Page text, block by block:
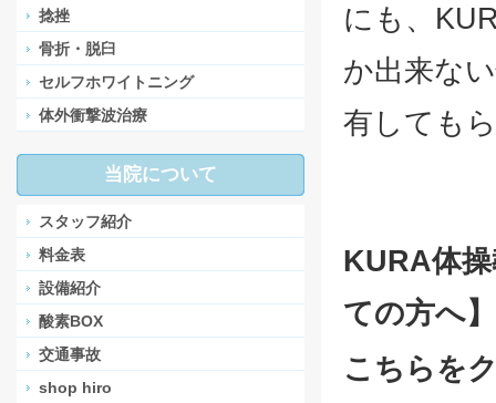
にも、
か出来な
有しても
KURA体
ての方へ
こちらを
捻挫
骨折・脱臼
セルフホワイトニング
体外衝撃波治療
当院について
スタッフ紹介
料金表
設備紹介
酸素BOX
交通事故
shop hiro